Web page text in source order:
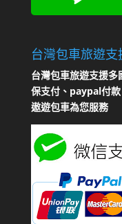
台灣包車旅遊
台灣包車旅遊支援
保支付、paypal付款
遨遊包車為您服務